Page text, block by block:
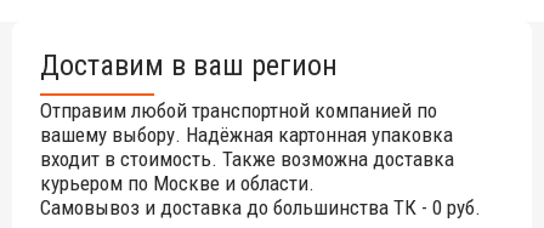
Доставим в ваш регион
Отправим любой транспортной компанией по
вашему выбору. Надёжная картонная упаковка
входит в стоимость. Также возможна доставка
курьером по Москве и области.
Самовывоз и доставка до большинства ТК - 0 руб.